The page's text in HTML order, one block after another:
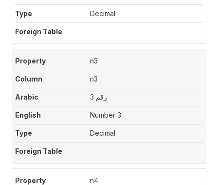
Decimal
n3
n3
رقم 3
Number 3
Decimal
n4